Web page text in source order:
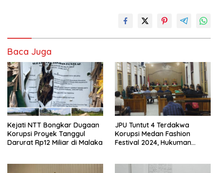
Baca Juga
Kejati NTT Bongkar Dugaan
Korupsi Proyek Tanggul
Darurat Rp12 Miliar di Malaka
JPU Tuntut 4 Terdakwa
Korupsi Medan Fashion
Festival 2024, Hukuman